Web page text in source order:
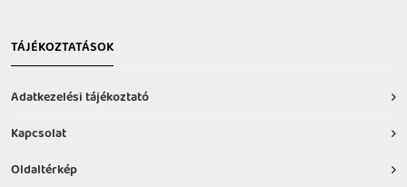
TÁJÉKOZTATÁSOK
Adatkezelési tájékoztató
Kapcsolat
Oldaltérkép